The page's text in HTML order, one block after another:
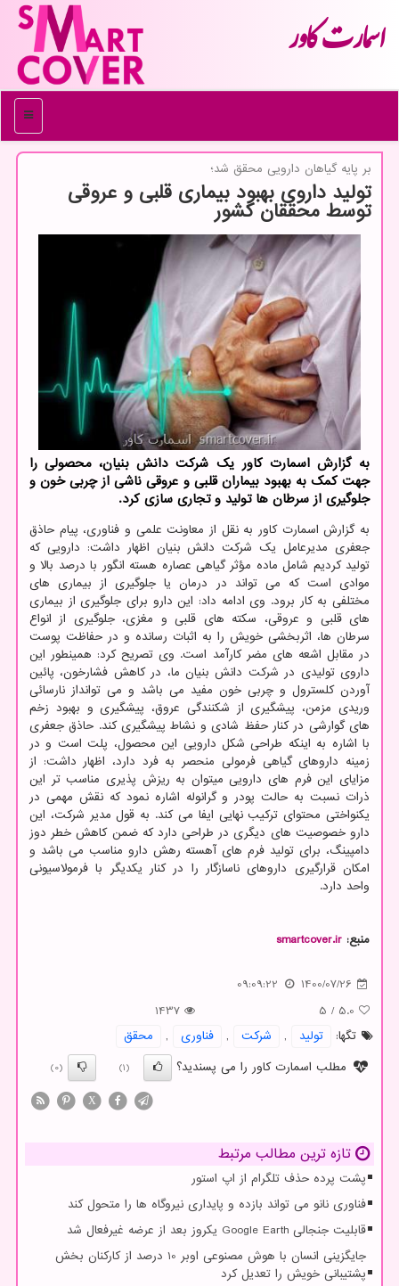
اسمارت كاور
منو
بر پایه گیاهان دارویی محقق شد؛
تولید داروی بهبود بیماری قلبی و عروقی
توسط محققان کشور
به گزارش اسمارت کاور یک شرکت دانش بنیان، محصولی را
جهت کمک به بهبود بیماران قلبی و عروقی ناشی از چربی خون و
جلوگیری از سرطان ها تولید و تجاری سازی کرد.
به گزارش اسمارت کاور به نقل از معاونت علمی و فناوری، پیام حاذق
جعفری مدیرعامل یک شرکت دانش بنیان اظهار داشت: دارویی که
تولید کردیم شامل ماده مؤثر گیاهی عصاره هسته انگور با درصد بالا و
موادی است که می تواند در درمان یا جلوگیری از بیماری های
مختلفی به کار برود. وی ادامه داد: این دارو برای جلوگیری از بیماری
های قلبی و عروقی، سکته های قلبی و مغزی، جلوگیری از انواع
سرطان ها، اثربخشی خویش را به اثبات رسانده و در حفاظت پوست
در مقابل اشعه های مضر کارآمد است. وی تصریح کرد: همینطور این
داروی تولیدی در شرکت دانش بنیان ما، در کاهش فشارخون، پائین
آوردن کلسترول و چربی خون مفید می باشد و می توانداز نارسائی
وریدی مزمن، پیشگیری از شکنندگی عروق، پیشگیری و بهبود زخم
های گوارشی در کنار حفظ شادی و نشاط پیشگیری کند. حاذق جعفری
با اشاره به اینکه طراحی شکل دارویی این محصول، پلت است و در
زمینه داروهای گیاهی فرمولی منحصر به فرد دارد، اظهار داشت: از
مزایای این فرم های دارویی میتوان به ریزش پذیری مناسب تر این
ذرات نسبت به حالت پودر و گرانوله اشاره نمود که نقش مهمی در
یکنواختی محتوای ترکیب نهایی ایفا می کند. به قول مدیر شرکت، این
دارو خصوصیت های دیگری در طراحی دارد که ضمن کاهش خطر دوز
دامپینگ، برای تولید فرم های آهسته رهش دارو مناسب می باشد و
امکان قرارگیری داروهای ناسازگار را در کنار یکدیگر با فرمولاسیونی
واحد دارد.
منبع: smartcover.ir
1400/07/26
09:09:22
5.0
/
5
1437
تگها:
تولید , شركت , فناوری ,
محقق
مطلب اسمارت کاور را می پسندید؟
(1)
(0)
X
تازه ترین مطالب مرتبط
پشت پرده حذف تلگرام از اپ استور
فناوری نانو می تواند بازده و پایداری نیروگاه ها را متحول کند
قابلیت جنجالی Google Earth یکروز بعد از عرضه غیرفعال شد
جایگزینی انسان با هوش مصنوعی اوبر 10 درصد از کارکنان بخش
پشتیبانی خویش را تعدیل کرد